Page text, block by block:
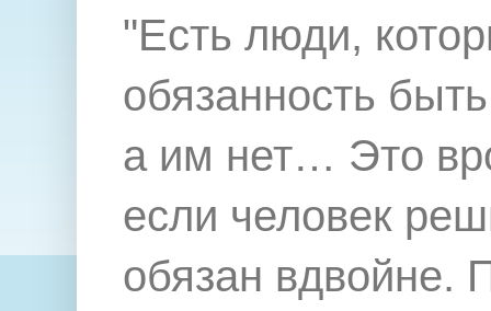
"Есть люди,
обязанность
а им нет… Это
если человек
обязан вдвойне.